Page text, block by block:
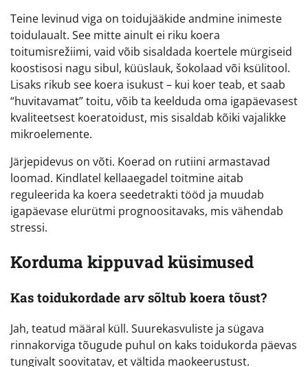
Teine levinud viga on toidujääkide andmine inimeste
toidulaualt. See mitte ainult ei riku koera
toitumisrežiimi, vaid võib sisaldada koertele mürgiseid
koostisosi nagu sibul, küüslauk, šokolaad või ksülitool.
Lisaks rikub see koera isukust – kui koer teab, et saab
“huvitavamat” toitu, võib ta keelduda oma igapäevasest
kvaliteetsest koeratoidust, mis sisaldab kõiki vajalikke
mikroelemente.
Järjepidevus on võti. Koerad on rutiini armastavad
loomad. Kindlatel kellaaegadel toitmine aitab
reguleerida ka koera seedetrakti tööd ja muudab
igapäevase elurütmi prognoositavaks, mis vähendab
stressi.
Korduma kippuvad küsimused
Kas toidukordade arv sõltub koera tõust?
Jah, teatud määral küll. Suurekasvuliste ja sügava
rinnakorviga tõugude puhul on kaks toidukorda päevas
tungivalt soovitatav, et vältida maokeerustust.